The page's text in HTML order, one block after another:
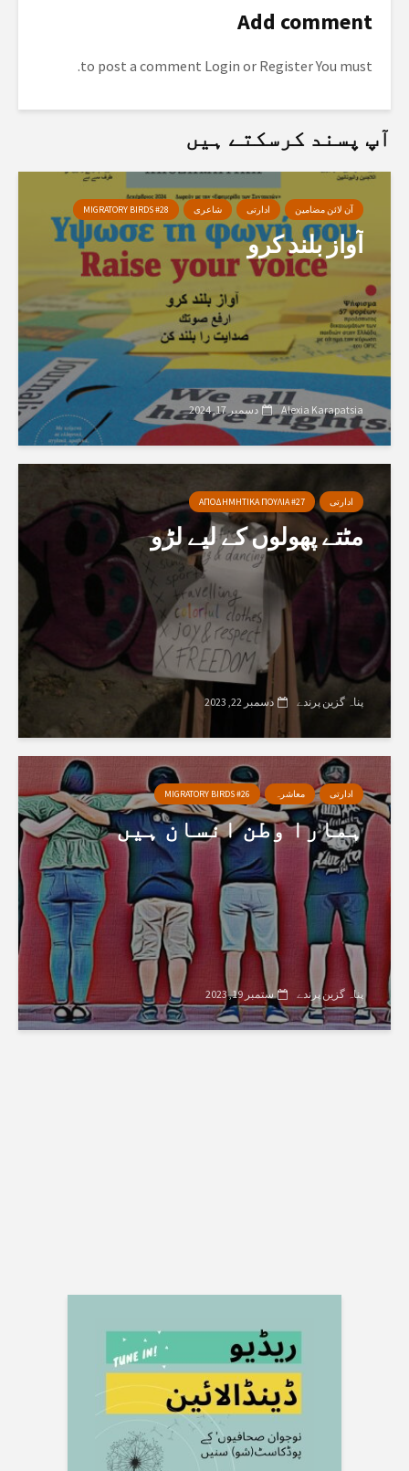
Add comment
You must
Register
Login
آپ پسند کرسکتے ہیں
آن لائن مضامین ادارتی شاعری MIGRATORY BIRDS #28
آواز بلند کرو
Alexia Karapatsia دسمبر 17, 2024
ادارتی ΑΠΟΔΗΜΗΤΙΚΑ ΠΟΥΛΙΑ #27
مٹتے پھولوں کے لیے لڑو
پناہ گزین پرندے دسمبر 22, 2023
ادارتی معاشرہ MIGRATORY BIRDS #26
ہمارا وطن انسان ہیں
پناہ گزین پرندے ستمبر 19, 2023